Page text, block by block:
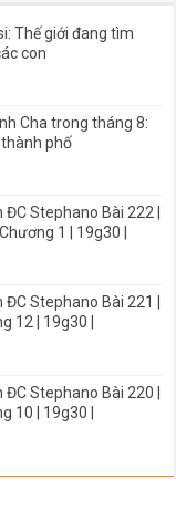
Thế giới đang tìm
con
Cha trong tháng 8:
thành phố
Stephano Bài 222 |
1 | 19g30 |
Stephano Bài 221 |
12 | 19g30 |
ĐC Stephano Bài 220 |
10 | 19g30 |